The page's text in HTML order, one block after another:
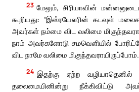
23 மேலும், சிரியாவின்
கூறியது: “இஸ்ரயேலரின் கடவுள்
அவர்கள் நம்மை விட வலிமை
நாம் அவர்களோடு சமவெளியில்
விட நாமே வலிமை மிகுந்தவராயிருப்போம்.
24 இதற்கு ஏற்ற
தலைமையினின்று நீக்கிவிட்டு